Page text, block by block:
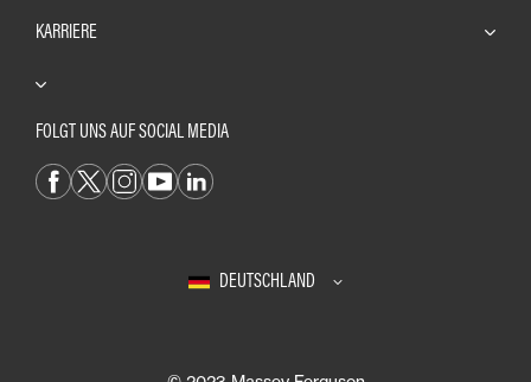
KARRIERE
FOLGT UNS AUF SOCIAL MEDIA
DEUTSCHLAND